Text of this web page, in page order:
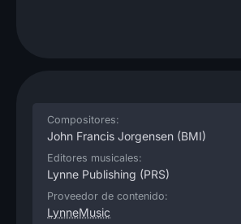
Compositores:
John Francis Jorgensen (BMI)
Editores musicales:
Lynne Publishing (PRS)
Proveedor de contenido:
LynneMusic